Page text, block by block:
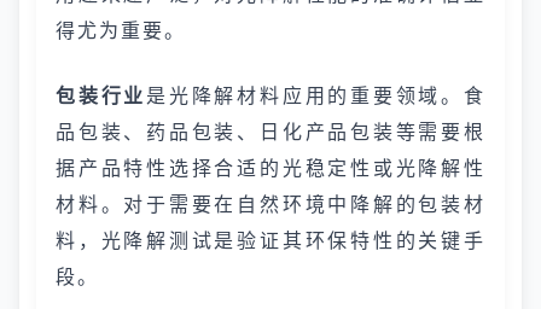
得尤为重要。
包装行业是光降解材料应用的重要领域。食
品包装、药品包装、日化产品包装等需要根
据产品特性选择合适的光稳定性或光降解性
材料。对于需要在自然环境中降解的包装材
料，光降解测试是验证其环保特性的关键手
段。